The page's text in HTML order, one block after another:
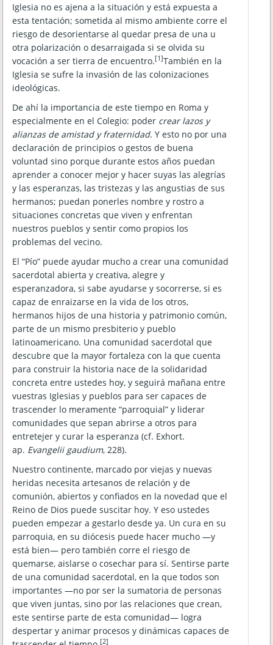
Iglesia no es ajena a la situación y está expuesta a
esta tentación; sometida al mismo ambiente corre el
riesgo de desorientarse al quedar presa de una u
otra polarización o desarraigada si se olvida su
vocación a ser tierra de encuentro.[1]También en la
Iglesia se sufre la invasión de las colonizaciones
ideológicas.
De ahí la importancia de este tiempo en Roma y
especialmente en el Colegio: poder crear lazos y
alianzas de amistad y fraternidad. Y esto no por una
declaración de principios o gestos de buena
voluntad sino porque durante estos años puedan
aprender a conocer mejor y hacer suyas las alegrías
y las esperanzas, las tristezas y las angustias de sus
hermanos; puedan ponerles nombre y rostro a
situaciones concretas que viven y enfrentan
nuestros pueblos y sentir como propios los
problemas del vecino.
El “Pío” puede ayudar mucho a crear una comunidad
sacerdotal abierta y creativa, alegre y
esperanzadora, si sabe ayudarse y socorrerse, si es
capaz de enraizarse en la vida de los otros,
hermanos hijos de una historia y patrimonio común,
parte de un mismo presbiterio y pueblo
latinoamericano. Una comunidad sacerdotal que
descubre que la mayor fortaleza con la que cuenta
para construir la historia nace de la solidaridad
concreta entre ustedes hoy, y seguirá mañana entre
vuestras Iglesias y pueblos para ser capaces de
trascender lo meramente “parroquial” y liderar
comunidades que sepan abrirse a otros para
entretejer y curar la esperanza (cf. Exhort.
ap. Evangelii gaudium, 228).
Nuestro continente, marcado por viejas y nuevas
heridas necesita artesanos de relación y de
comunión, abiertos y confiados en la novedad que el
Reino de Dios puede suscitar hoy. Y eso ustedes
pueden empezar a gestarlo desde ya. Un cura en su
parroquia, en su diócesis puede hacer mucho —y
está bien— pero también corre el riesgo de
quemarse, aislarse o cosechar para sí. Sentirse parte
de una comunidad sacerdotal, en la que todos son
importantes —no por ser la sumatoria de personas
que viven juntas, sino por las relaciones que crean,
este sentirse parte de esta comunidad— logra
despertar y animar procesos y dinámicas capaces de
[2]